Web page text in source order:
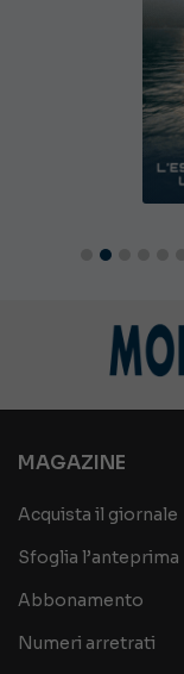
MAGAZINE
Acquista il giornale
Sfoglia l’anteprima
Abbonamento
Numeri arretrati